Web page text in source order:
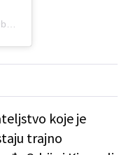
koje je
trajno